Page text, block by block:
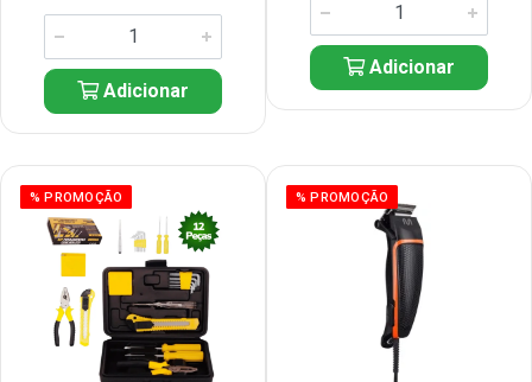
Adicionar
Adicionar
% PROMOÇÃO % PROMOÇÃO